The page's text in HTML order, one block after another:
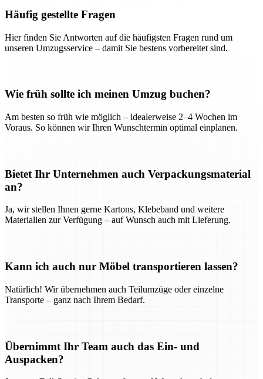
Häufig gestellte Fragen
Hier finden Sie Antworten auf die häufigsten Fragen rund um
unseren Umzugsservice – damit Sie bestens vorbereitet sind.
Wie früh sollte ich meinen Umzug buchen?
Am besten so früh wie möglich – idealerweise 2–4 Wochen im
Voraus. So können wir Ihren Wunschtermin optimal einplanen.
Bietet Ihr Unternehmen auch Verpackungsmaterial
an?
Ja, wir stellen Ihnen gerne Kartons, Klebeband und weitere
Materialien zur Verfügung – auf Wunsch auch mit Lieferung.
Kann ich auch nur Möbel transportieren lassen?
Natürlich! Wir übernehmen auch Teilumzüge oder einzelne
Transporte – ganz nach Ihrem Bedarf.
Übernimmt Ihr Team auch das Ein- und
Auspacken?